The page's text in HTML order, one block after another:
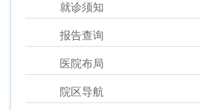
就诊须知
报告查询
医院布局
院区导航